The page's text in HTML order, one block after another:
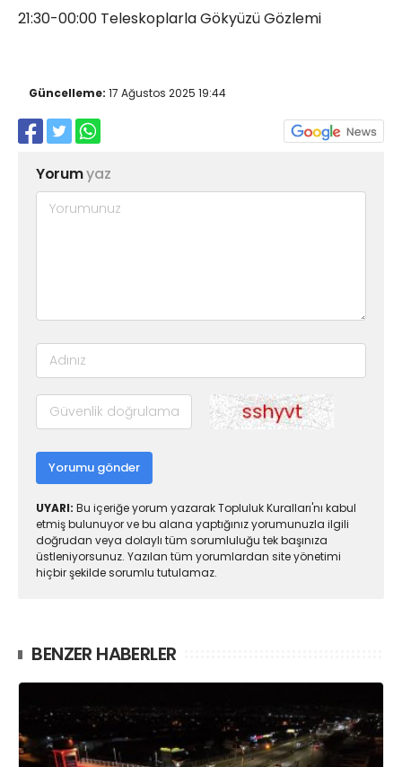
21:30-00:00 Teleskoplarla Gökyüzü Gözlemi
Güncelleme: 17 Ağustos 2025 19:44
Yorumyaz
Yorumu gönder
UYARI: Bu içeriğe yorum yazarak Topluluk Kuralları'nı kabul
etmiş bulunuyor ve bu alana yaptığınız yorumunuzla ilgili
doğrudan veya dolaylı tüm sorumluluğu tek başınıza
üstleniyorsunuz. Yazılan tüm yorumlardan site yönetimi
hiçbir şekilde sorumlu tutulamaz.
BENZER HABERLER